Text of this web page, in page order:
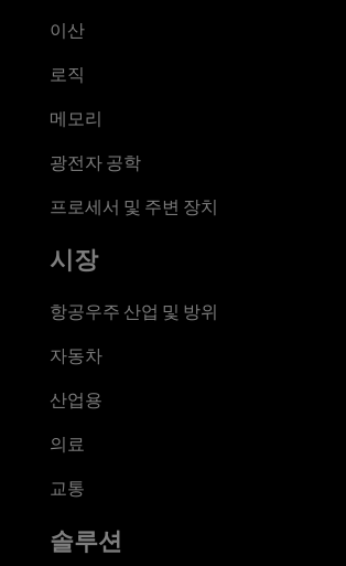
이산
로직
메모리
광전자 공학
프로세서 및 주변 장치
시장
항공우주 산업 및 방위
자동차
산업용
의료
교통
솔루션